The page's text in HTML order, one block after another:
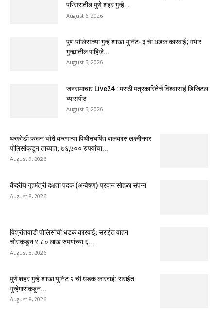
परिसरातील पुणे शहर गुन्हे...
August 6, 2026
पुणे पोलिसांच्या गुन्हे शाखा युनिट-३ ची धडक कारवाई; गंभीर
गुन्ह्यातील पाहिजे...
August 5, 2026
जनसमाचार Live24 : मराठी पत्रकारितेचे विश्वासार्ह डिजिटल
व्यासपीठ
August 5, 2026
घरफोडी करून चोरी करणाऱ्या विधीसंघर्षित बालकास लक्ष्मीनगर
पोलिसांकडून ताब्यात; ७६,७०० रुपयांचा...
August 9, 2026
केंद्रीय गृहमंत्री दक्षता पदक (अन्वेषण) प्रदान सोहळा संपन्न
August 8, 2026
विश्रांतवाडी पोलिसांची धडक कारवाई; सराईत वाहन
चोराकडून ४.८० लाख रुपयांच्या ६...
August 8, 2026
पुणे शहर गुन्हे शाखा युनिट २ ची धडक कारवाई: सराईत
गुन्हेगारांकडून...
August 8, 2026